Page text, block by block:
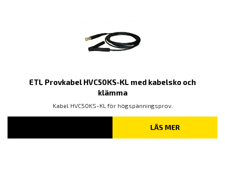
ETL Provkabel HVC50KS-KL med kabelsko och
klämma
Kabel HVC50KS-KL för högspänningsprov.
LÄS MER